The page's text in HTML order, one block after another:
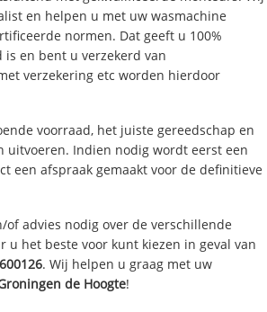
en helpen u met uw wasmachine
normen. Dat geeft u 100%
en bent u verzekerd van
verzekering etc worden hierdoor
voorraad, het juiste gereedschap en
uitvoeren. Indien nodig wordt eerst een
een afspraak gemaakt voor de definitieve
advies nodig over de verschillende
u het beste voor kunt kiezen in geval van
. Wij helpen u graag met uw
de Hoogte!